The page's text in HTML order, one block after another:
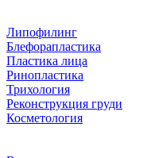
Липофилинг
Блефорапластика
Пластика лица
Ринопластика
Трихология
Реконструкция груди
Косметология